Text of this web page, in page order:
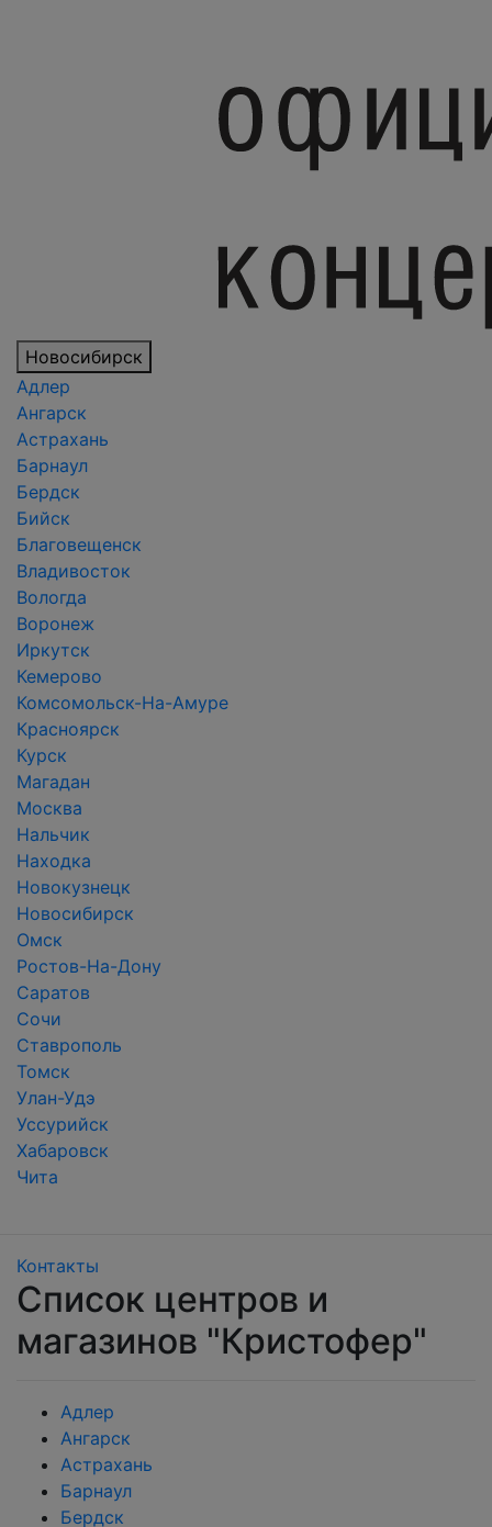
Новосибирск
Адлер
Ангарск
Астрахань
Барнаул
Бердск
Бийск
Благовещенск
Владивосток
Вологда
Воронеж
Иркутск
Кемерово
Комсомольск-На-Амуре
Красноярск
Курск
Магадан
Москва
Нальчик
Находка
Новокузнецк
Новосибирск
Омск
Ростов-На-Дону
Саратов
Сочи
Ставрополь
Томск
Улан-Удэ
Уссурийск
Хабаровск
Чита
Контакты
Список центров и
магазинов "Кристофер"
Адлер
Ангарск
Астрахань
Барнаул
Бердск